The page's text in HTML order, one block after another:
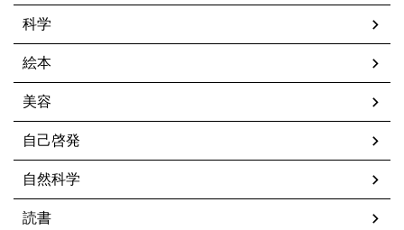
科学
絵本
美容
自己啓発
自然科学
読書